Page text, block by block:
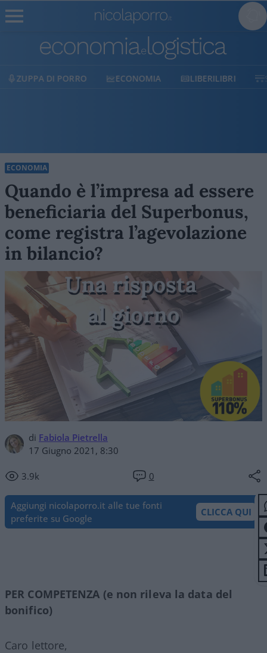
ECONOMIA LIBERILIBRI SHOP
ECONOMIA
Quando è l’impresa ad essere
beneficiaria del Superbonus,
come registra l’agevolazione
in bilancio?
di Fabiola Pietrella
17 Giugno 2021, 8:30
3.9k 0
Aggiungi nicolaporro.it alle tue fonti
preferite su Google
CLICCA QUI
PER COMPETENZA (e non rileva la data del
bonifico)
Caro lettore,